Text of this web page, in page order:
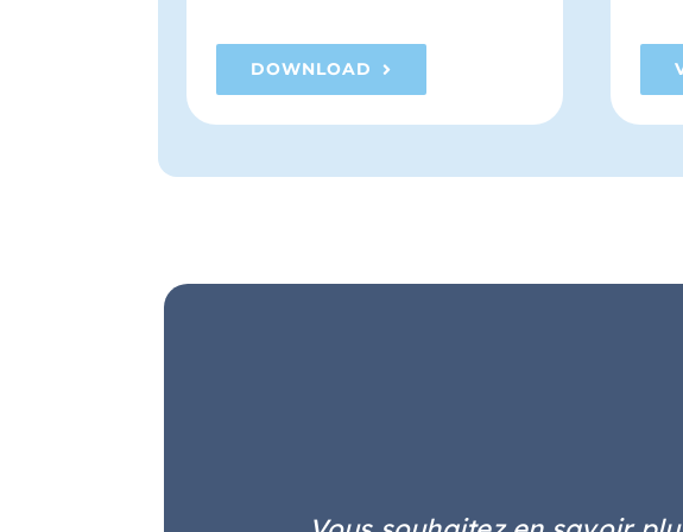
DOWNLOAD